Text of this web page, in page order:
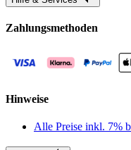
Zahlungsmethoden
Hinweise
Alle Preise inkl. 7%